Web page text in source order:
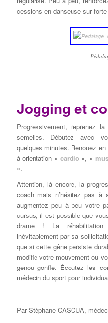
cessions en danseuse sur
Jogging et
Progressivement, reprenez
semelles. Débutez avec
quelques minutes. Renouez
à orientation « cardio», «
».
Attention, là encore, la
coach mais n’hésitez pas à
augmentez peu à peu votre
cursus, il est possible que
drame ! La
inévitablement par sa
que si cette gêne persiste
modifie votre mouvement ou
genou gonfle. Écoutez les
médecin du sport pour
Par Stéphane CASCUA,